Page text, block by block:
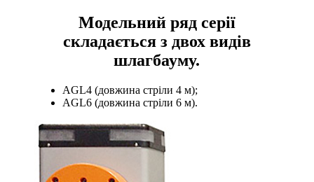
Модельний ряд серії
складається з двох видів
шлагбауму.
AGL4 (довжина стріли 4 м);
AGL6 (довжина стріли 6 м).